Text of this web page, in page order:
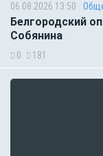
06.08.2026 13:50
Белгородский
Собянина
0 181